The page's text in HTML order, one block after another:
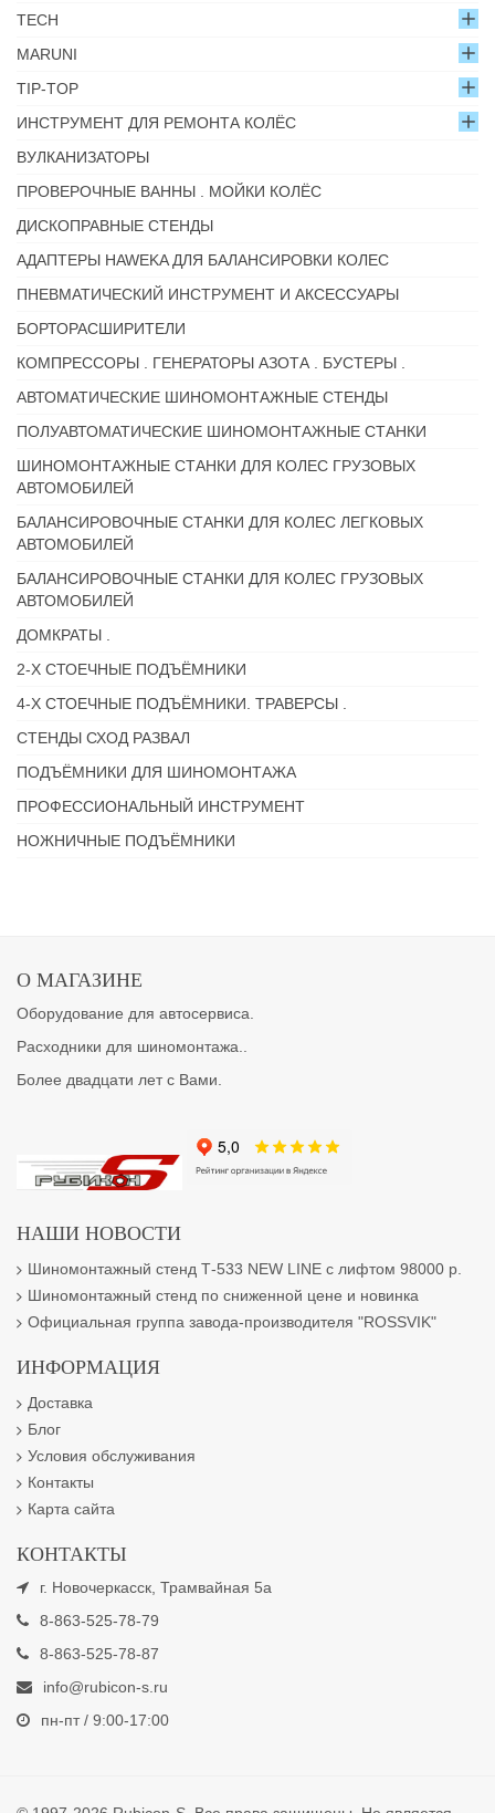
TECH
MARUNI
TIP-TOP
ИНСТРУМЕНТ ДЛЯ РЕМОНТА КОЛЁС
ВУЛКАНИЗАТОРЫ
ПРОВЕРОЧНЫЕ ВАННЫ . МОЙКИ КОЛЁС
ДИСКОПРАВНЫЕ СТЕНДЫ
АДАПТЕРЫ HAWEKA ДЛЯ БАЛАНСИРОВКИ КОЛЕС
ПНЕВМАТИЧЕСКИЙ ИНСТРУМЕНТ И АКСЕССУАРЫ
БОРТОРАСШИРИТЕЛИ
КОМПРЕССОРЫ . ГЕНЕРАТОРЫ АЗОТА . БУСТЕРЫ .
АВТОМАТИЧЕСКИЕ ШИНОМОНТАЖНЫЕ СТЕНДЫ
ПОЛУАВТОМАТИЧЕСКИЕ ШИНОМОНТАЖНЫЕ СТАНКИ
ШИНОМОНТАЖНЫЕ СТАНКИ ДЛЯ КОЛЕС ГРУЗОВЫХ
АВТОМОБИЛЕЙ
БАЛАНСИРОВОЧНЫЕ СТАНКИ ДЛЯ КОЛЕС ЛЕГКОВЫХ
АВТОМОБИЛЕЙ
БАЛАНСИРОВОЧНЫЕ СТАНКИ ДЛЯ КОЛЕС ГРУЗОВЫХ
АВТОМОБИЛЕЙ
ДОМКРАТЫ .
2-Х СТОЕЧНЫЕ ПОДЪЁМНИКИ
4-Х СТОЕЧНЫЕ ПОДЪЁМНИКИ. ТРАВЕРСЫ .
СТЕНДЫ СХОД РАЗВАЛ
ПОДЪЁМНИКИ ДЛЯ ШИНОМОНТАЖА
ПРОФЕССИОНАЛЬНЫЙ ИНСТРУМЕНТ
НОЖНИЧНЫЕ ПОДЪЁМНИКИ
О МАГАЗИНЕ
Оборудование для автосервиса.
Расходники для шиномонтажа..
Более двадцати лет с Вами.
НАШИ НОВОСТИ
Шиномонтажный стенд Т-533 NEW LINE с лифтом 98000 р.
Шиномонтажный стенд по сниженной цене и новинка
Официальная группа завода-производителя "ROSSVIK"
ИНФОРМАЦИЯ
Доставка
Блог
Условия обслуживания
Контакты
Карта сайта
КОНТАКТЫ
г. Новочеркасск, Трамвайная 5а
8-863-525-78-79
8-863-525-78-87
info@rubicon-s.ru
пн-пт / 9:00-17:00